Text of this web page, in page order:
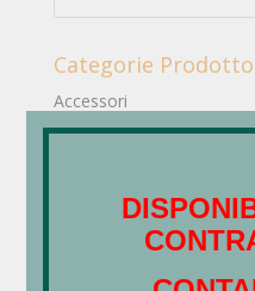
Categorie Prodotto
Accessori
Borse
Accessories